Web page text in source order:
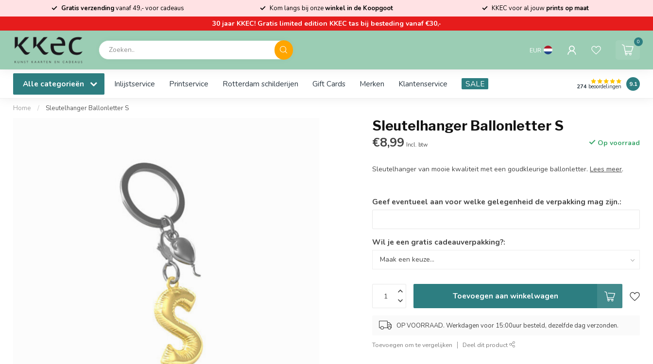
Gratis verzendingvanaf 49,- voor cadeaus Kom langs bij onzewinkel in de Koopgoot KKEC voor al jouw prints op maat
30 jaar KKEC! Gratis limited edition KKEC tas bij besteding vanaf €30,-
EUR
0
Alle categorieën Inlijstservice Printservice Rotterdam schilderijen Gift Cards Merken Klantenservice SALE 274 beoordelingen 9.1
Home / Sleutelhanger Ballonletter S
Sleutelhanger Ballonletter S
€8,99 Incl. btw Op voorraad
Sleutelhanger van mooie kwaliteit met een goudkleurige ballonletter.Lees meer.
Geef eventueel aan voor welke gelegenheid de verpakking mag zijn.:
Wil je een gratis cadeauverpakking?:
Toevoegen aan winkelwagen
OP VOORRAAD. Werkdagen voor 15:00uur besteld, dezelfde dag verzonden.
Toevoegen om te vergelijken Deel dit product